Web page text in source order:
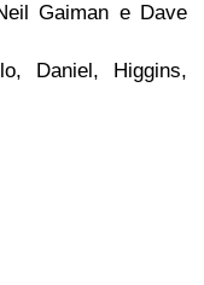
Gaiman e Dave
Daniel, Higgins,